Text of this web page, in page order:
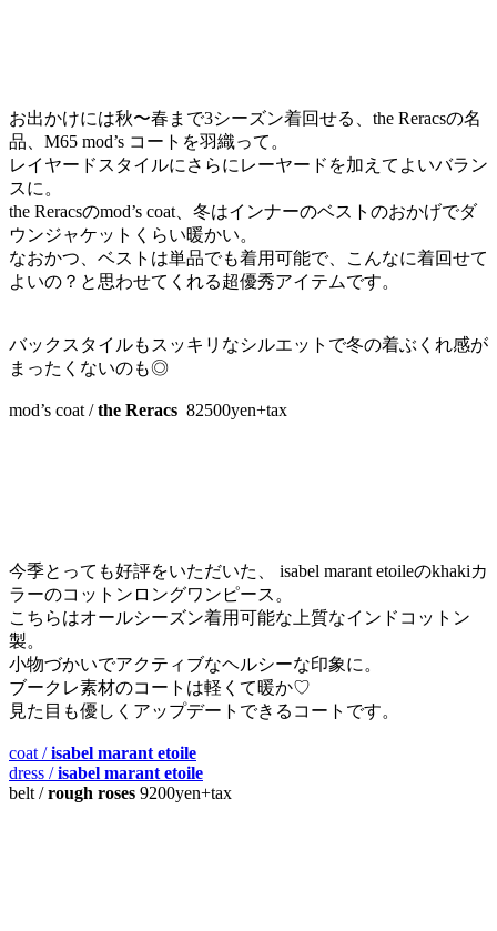
お出かけには秋〜春まで3シーズン着回せる、the Reracsの名
品、M65 mod’s コートを羽織って。
レイヤードスタイルにさらにレーヤードを加えてよいバラン
スに。
the Reracsのmod’s coat、冬はインナーのベストのおかげでダ
ウンジャケットくらい暖かい。
なおかつ、ベストは単品でも着用可能で、こんなに着回せて
よいの？と思わせてくれる超優秀アイテムです。
バックスタイルもスッキリなシルエットで冬の着ぶくれ感が
まったくないのも◎
mod’s coat /the Reracs 82500yen+tax
今季とっても好評をいただいた、 isabel marant etoileのkhakiカ
ラーのコットンロングワンピース。
こちらはオールシーズン着用可能な上質なインドコットン
製。
小物づかいでアクティブなヘルシーな印象に。
ブークレ素材のコートは軽くて暖か♡
見た目も優しくアップデートできるコートです。
coat /isabel marant etoile
dress /isabel marant etoile
belt /rough roses 9200yen+tax